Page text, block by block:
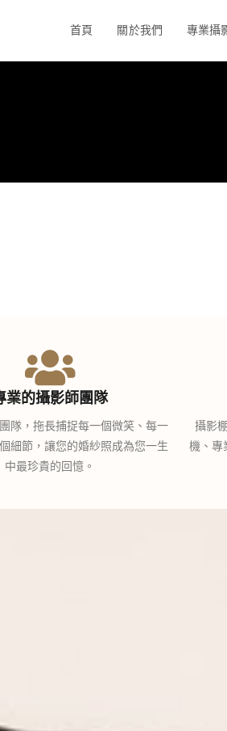
首頁 關於我們 專業攝
業的攝影師團隊
隊，拖長捕捉每一個微笑、每一
細節，讓您的婚紗照成為您一生
中最珍貴的回憶。
攝影
機、專